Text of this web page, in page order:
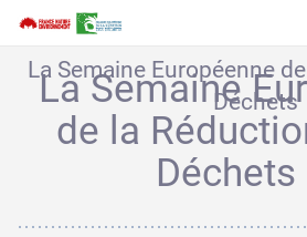
La Semaine Européenne
Déchets
La Semaine
de la
Déchets